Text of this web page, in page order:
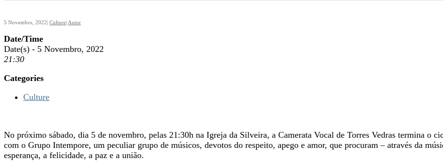
5 Novembro, 2022 Culture Autor
Date/Time
Date(s) - 5 Novembro, 2022
21:30
Categories
Culture
No próximo sábado, dia 5 de novembro, pelas 21:30h na Igreja da Silveira, a Camerata Vocal de Torres Vedras termina o
com o Grupo Intempore, um peculiar grupo de músicos, devotos do respeito, apego e amor, que procuram – através da
esperança, a felicidade, a paz e a união.